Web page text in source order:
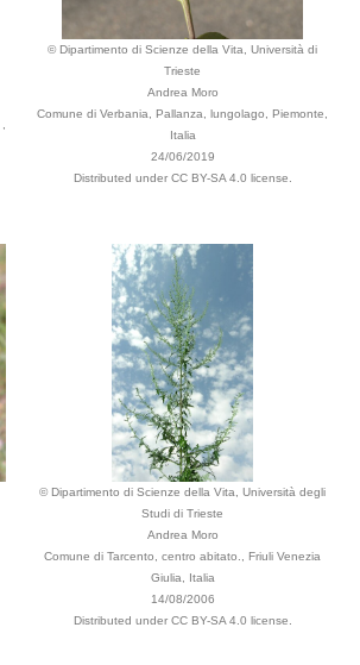
© Dipartimento di Scienze della Vita, Università di
Trieste
Andrea Moro
Comune di Verbania, Pallanza, lungolago, Piemonte,
Italia
24/06/2019
Distributed under CC BY-SA 4.0 license.
© Dipartimento di Scienze della Vita, Università degli
Studi di Trieste
Andrea Moro
Comune di Tarcento, centro abitato., Friuli Venezia
Giulia, Italia
14/08/2006
Distributed under CC BY-SA 4.0 license.